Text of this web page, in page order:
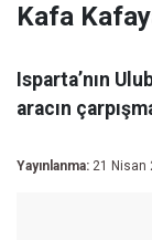
Kafa
Isparta’nın
aracın
Yayınlanma: 21 Nisan